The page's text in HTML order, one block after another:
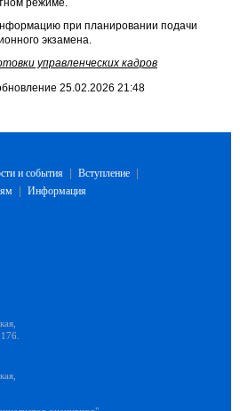
режиме.
при планировании подачи
экзамена.
управленческих кадров
25.02.2026 21:48
и события Вступление
Информация